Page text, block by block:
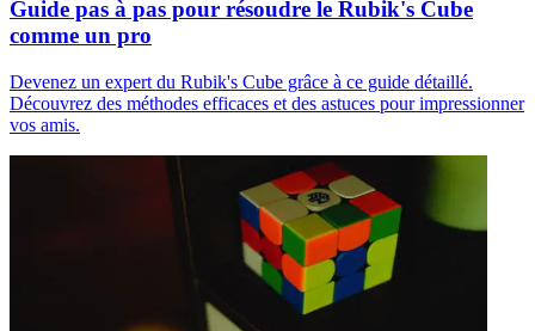
Guide pas à pas pour résoudre le Rubik's Cube
comme un pro
Devenez un expert du Rubik's Cube grâce à ce guide détaillé.
Découvrez des méthodes efficaces et des astuces pour impressionner
vos amis.